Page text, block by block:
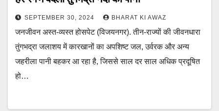
SEPTEMBER 30, 2024 BHARAT KI AWAZ
जनजीवन अस्त-व्यस्त होसपेट (विजयनगर). तीन-राज्यों की जीवनधारा
तुंगभद्रा जलाशय में कारखानों का अपशिष्ट जल, उर्वरक और अन्य
जहरीला पानी बहकर आ रहा है, जिससे साल दर साल अधिक प्रदूषित
हो…